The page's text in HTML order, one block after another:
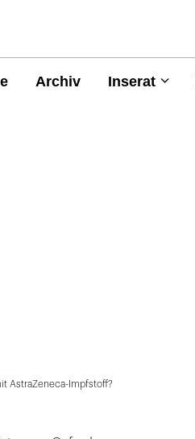
Archiv Inserat
AstraZeneca-Impfstoff?